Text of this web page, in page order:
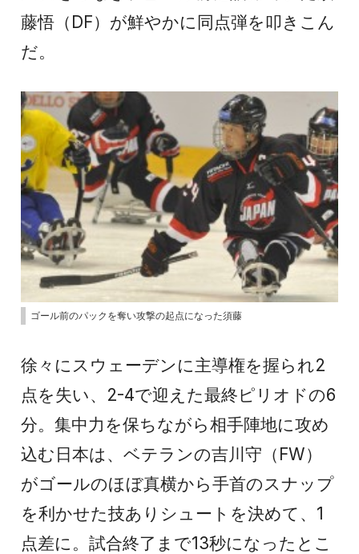
藤悟（DF）が鮮やかに同点弾を叩きこん
だ。
ゴール前のパックを奪い攻撃の起点になった須藤
徐々にスウェーデンに主導権を握られ2
点を失い、2-4で迎えた最終ピリオドの6
分。集中力を保ちながら相手陣地に攻め
込む日本は、ベテランの吉川守（FW）
がゴールのほぼ真横から手首のスナップ
を利かせた技ありシュートを決めて、1
点差に。試合終了まで13秒になったとこ